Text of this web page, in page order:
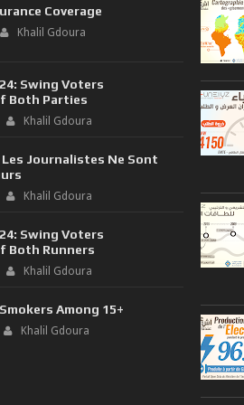
Coverage
Khalil Gdoura
Swing Voters
Both Parties
Khalil Gdoura
Journalistes Ne Sont
Khalil Gdoura
Swing Voters
Both Runners
Khalil Gdoura
Among 15+
Khalil Gdoura